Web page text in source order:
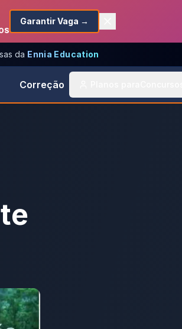
Garantir Vaga →
da Ennia Education
Correção